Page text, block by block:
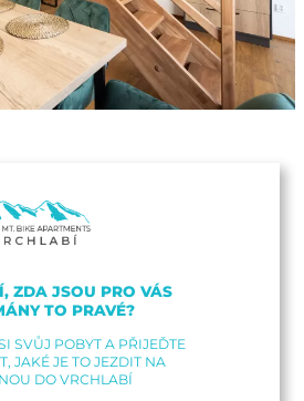
ZDA JSOU PRO VÁS
TO PRAVÉ?
SVŮJ POBYT A PŘIJEĎTE
JAKÉ JE TO JEZDIT NA
DO VRCHLABÍ